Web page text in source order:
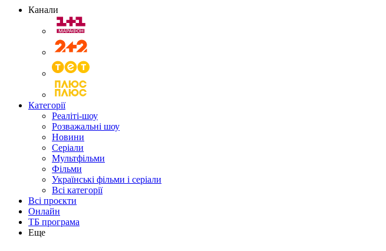
Канали
Категорії
Реаліті-шоу
Розважальні шоу
Новини
Серіали
Мультфільми
Фільми
Українські фільми і серіали
Всі категорії
Всі проєкти
Онлайн
ТБ програма
Еще